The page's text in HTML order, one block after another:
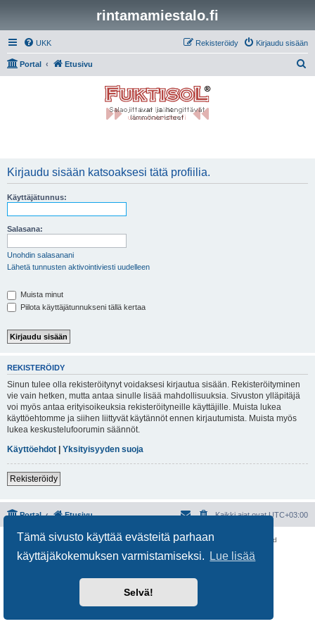
Tämä sivusto käyttää evästeitä parhaan
käyttäjäkokemuksen varmistamiseksi.
Lue lisää
Selvä!
rintamamiestalo.fi
UKK Kirjaudu sisään
Rekisteröidy
Portal Etusivu
Kirjaudu sisään katsoaksesi tätä profiilia.
Käyttäjätunnus:
Salasana:
Unohdin salasanani
Lähetä tunnusten aktivointiviesti uudelleen
Muista minut
Piilota käyttäjätunnukseni tällä kertaa
REKISTERÖIDY
Sinun tulee olla rekisteröitynyt voidaksesi kirjautua sisään. Rekisteröityminen
vie vain hetken, mutta antaa sinulle lisää mahdollisuuksia. Sivuston ylläpitäjä
voi myös antaa erityisoikeuksia rekisteröityneille käyttäjille. Muista lukea
käyttöehtomme ja siihen liittyvät käytännöt ennen kirjautumista. Muista myös
lukea keskustelufoorumin säännöt.
Käyttöehdot | Yksityisyyden suoja
Rekisteröidy
Portal Etusivu Kaikki ajat ovatUTC+03:00
Keskustelufoorumin ohjelmistophpBB® Forum Software © phpBB Limited
Käännös: phpBB Suomi (lurttinen, harritapio, Pettis)